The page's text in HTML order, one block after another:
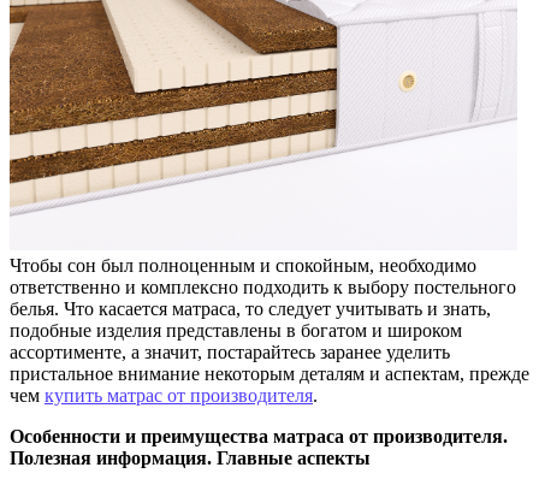
Чтобы сон был полноценным и спокойным, необходимо
ответственно и комплексно подходить к выбору постельного
белья. Что касается матраса, то следует учитывать и знать,
подобные изделия представлены в богатом и широком
ассортименте, а значит, постарайтесь заранее уделить
пристальное внимание некоторым деталям и аспектам, прежде
чем купить матрас от производителя.
Особенности и преимущества матраса от производителя.
Полезная информация. Главные аспекты